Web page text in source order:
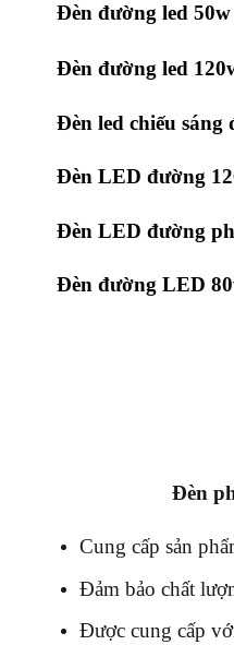
Đèn đường led
Đèn đường led
Đèn led chiếu
Đèn LED đường
Đèn LED đường
Đèn đường LED
Đèn
Cung cấp sản
Đảm bảo chất
Được cung cấp